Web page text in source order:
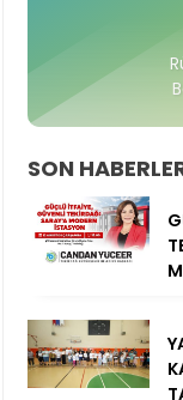
SON